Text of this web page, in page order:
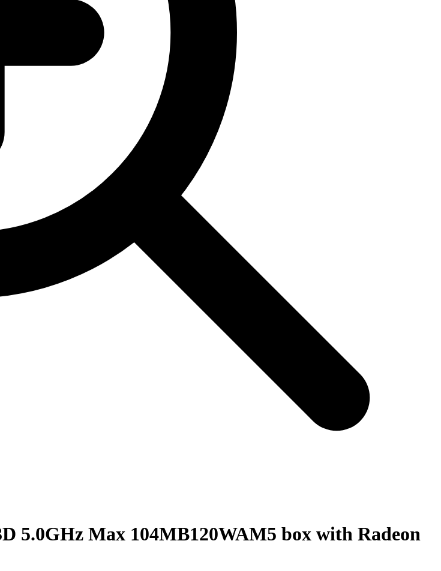
5.0GHz Max 104MB120WAM5 box with Radeon